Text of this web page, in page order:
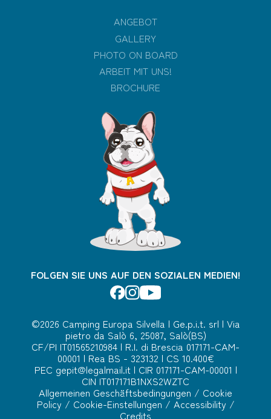
ANGEBOT
GALLERY
PHOTO ON BOARD
ARBEIT MIT UNS!
BROCHURE
FOLGEN SIE UNS AUF DEN SOZIALEN MEDIEN!
©2026 Camping Europa Silvella | Ge.p.i.t. srl | Via
pietro da Salò 6, 25087, Salò(BS)
CF/PI IT01565210984 | R.I. di Brescia 017171-CAM-
00001 | Rea BS - 323132 | CS 10.400€
PEC gepit@legalmail.it| CIR 017171-CAM-00001 |
CIN IT017171B1NXS2WZTC
Allgemeinen Geschäftsbedingungen / Cookie
Policy / Cookie-Einstellungen/ Accessibility /
Credits